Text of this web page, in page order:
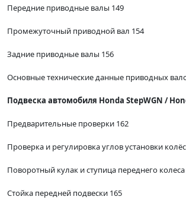
Передние приводные валы 149
Промежуточный приводной вал 154
Задние приводные валы 156
Основные технические данные приводных
Подвеска автомобиля Honda StepWGN /
Предварительные проверки 162
Проверка и регулировка углов установки
Поворотный кулак и ступица переднего колеса
Стойка передней подвески 165